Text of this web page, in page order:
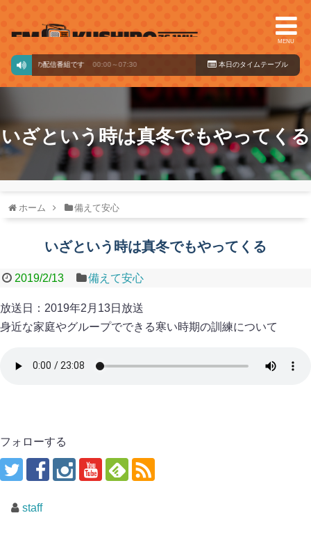
MENU
ドからの配信番組です 00:00～07:30 本日のタイ ムテーブル
いざという時は真冬でもやってくる
ホーム 備えて安心
いざという時は真冬でもやってくる
2019/2/13 備えて安心
放送日：2019年2月13日放送
身近な家庭やグループでできる寒い時期の訓練について
フォローする
staff